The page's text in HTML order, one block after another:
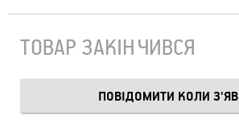
ТОВАР ЗАКІНЧИВСЯ